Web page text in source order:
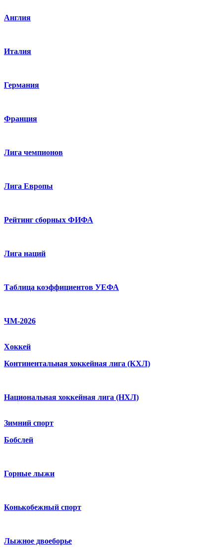
Англия
Италия
Германия
Франция
Лига чемпионов
Лига Европы
Рейтинг сборных ФИФА
Лига наций
Таблица коэффициентов УЕФА
ЧМ-2026
Хоккей
Континентальная хоккейная лига (КХЛ)
Национальная хоккейная лига (НХЛ)
Зимний спорт
Бобслей
Горные лыжи
Конькобежный спорт
Лыжное двоеборье